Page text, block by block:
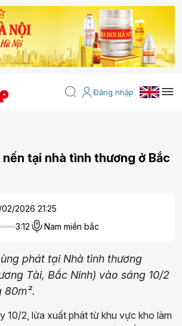
Đăng nhập
tại nhà tình thương ở Bắc
02/2026 21:25
3:12
Nam miền bắc
phát tại Nhà tình thương
Tài, Bắc Ninh) vào sáng 10/2
80m².
10/2, lửa xuất phát từ khu vực kho làm